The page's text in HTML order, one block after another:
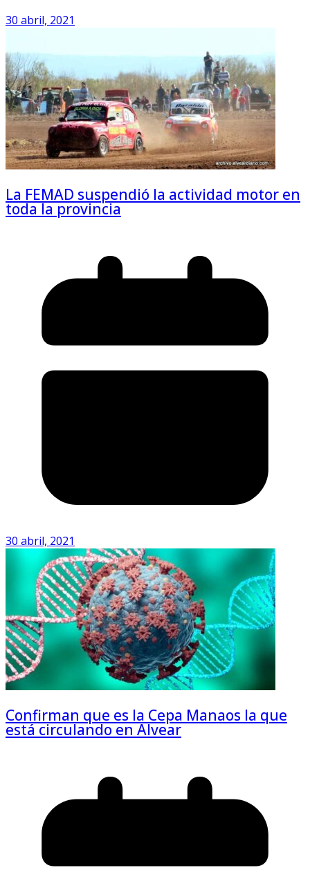
30 abril, 2021
La FEMAD suspendió la actividad motor en
toda la provincia
30 abril, 2021
Confirman que es la Cepa Manaos la que
está circulando en Alvear